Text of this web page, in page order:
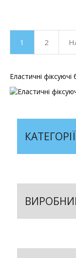
1 2
Еластичні фіксуючі
КАТЕГОРІЇ